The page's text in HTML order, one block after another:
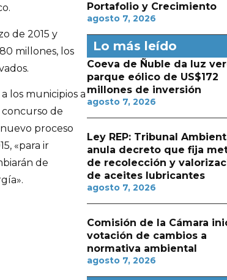
de 2015 y
millones, los
los municipios a
de
proceso
«para ir
de
Portafolio y Crecimiento
agosto 7, 2026
Lo más leído
Coeva de Ñuble da luz
parque eólico de US$172
millones de inversión
agosto 7, 2026
Ley REP: Tribunal
anula decreto que fija
de recolección y
de aceites lubricantes
agosto 7, 2026
Comisión de la Cámara
votación de cambios a
normativa ambiental
agosto 7, 2026